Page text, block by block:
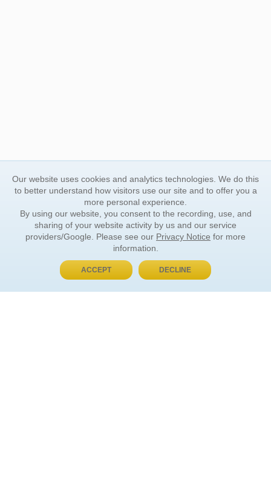
BUY NOW, PAY LATER
Our website uses cookies and analytics technologies. We do this
to better understand how visitors use our site and to offer you a
more personal experience.
By using our website, you consent to the recording, use, and
sharing of your website activity by us and our service
providers/Google. Please see our Privacy Notice for more
information.
ACCEPT DECLINE